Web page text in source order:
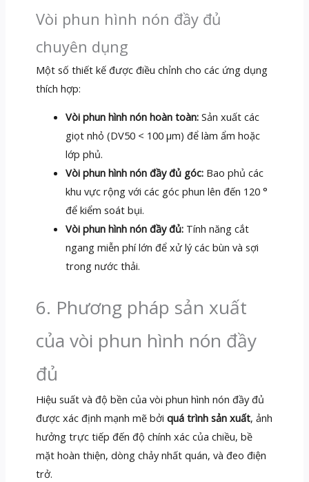
Vòi phun hình nón đầy đủ
chuyên dụng
Một số thiết kế được điều chỉnh cho các ứng dụng
thích hợp:
Vòi phun hình nón hoàn toàn: Sản xuất các
giọt nhỏ (DV50 < 100 μm) để làm ẩm hoặc
lớp phủ.
Vòi phun hình nón đầy đủ góc: Bao phủ các
khu vực rộng với các góc phun lên đến 120 °
để kiểm soát bụi.
Vòi phun hình nón đầy đủ: Tính năng cắt
ngang miễn phí lớn để xử lý các bùn và sợi
trong nước thải.
6. Phương pháp sản xuất
của vòi phun hình nón đầy
đủ
Hiệu suất và độ bền của vòi phun hình nón đầy đủ
được xác định mạnh mẽ bởi quá trình sản xuất, ảnh
hưởng trực tiếp đến độ chính xác của chiều, bề
mặt hoàn thiện, dòng chảy nhất quán, và đeo điện
trở.